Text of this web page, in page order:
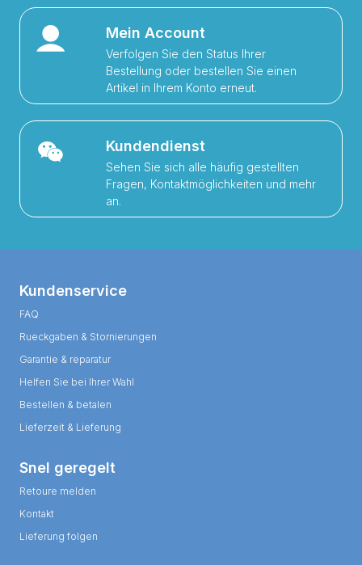
Mein Account
Verfolgen Sie den Status Ihrer
Bestellung oder bestellen Sie einen
Artikel in Ihrem Konto erneut.
Kundendienst
Sehen Sie sich alle häufig gestellten
Fragen, Kontaktmöglichkeiten und mehr
an.
Kundenservice
FAQ
Rueckgaben & Stornierungen
Garantie & reparatur
Helfen Sie bei Ihrer Wahl
Bestellen & betalen
Lieferzeit & Lieferung
Snel geregelt
Retoure melden
Kontakt
Lieferung folgen